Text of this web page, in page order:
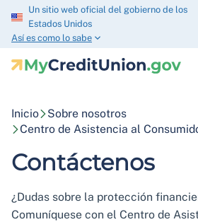
Un sitio web oficial del gobierno de los
Estados Unidos
Así es como lo sabe
Inicio
Sobre nosotros
Centro de Asistencia al
Contáctenos
¿Dudas sobre la protección
Comuníquese con el Centro de